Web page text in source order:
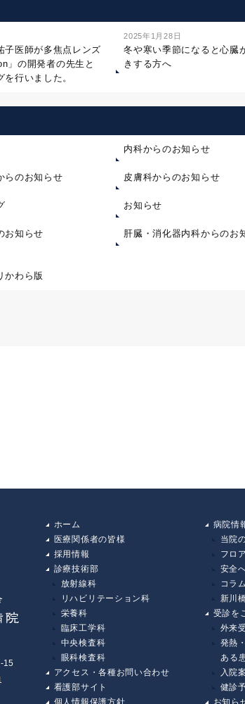
医師が多焦点レンズ
」の開発者の先生と
を行いました。
2025年1月28日
冬や寒い季節になると心臓
きする方へ
内科からのお知らせ
らのお知らせ 皮膚科からのお知らせ
お知らせ
お知らせ 肝臓・消化器内科からのお
かわら版
15
ホーム
医療関係者の皆様
採用情報
診療技術部
放射線科
リハビリテーション科
栄養科
臨床工学科
中央検査科
眼科検査科
アクセス・各種お問い合わせ
看護部サイト
個人情報保護方針
病院情
当院
フロ
安全
コラ
新川
受診を
外来
発熱
ある
入院
健診
お知ら